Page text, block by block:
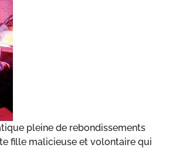
pleine de rebondissements
fille malicieuse et volontaire qui